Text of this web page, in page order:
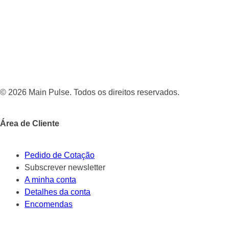
© 2026 Main Pulse. Todos os direitos reservados.
Área de Cliente
Pedido de Cotação
Subscrever newsletter
A minha conta
Detalhes da conta
Encomendas